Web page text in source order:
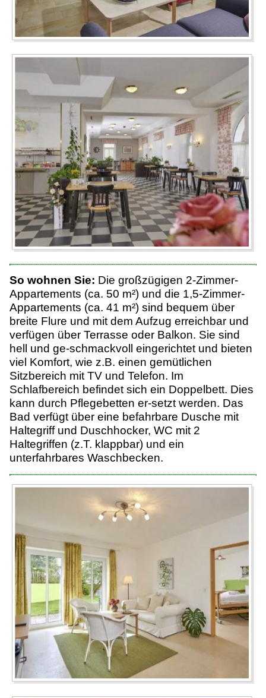
So wohnen Sie: Die großzügigen 2-Zimmer-
Appartements (ca. 50 m²) und die 1,5-Zimmer-
Appartements (ca. 41 m²) sind bequem über
breite Flure und mit dem Aufzug erreichbar und
verfügen über Terrasse oder Balkon. Sie sind
hell und ge-schmackvoll eingerichtet und bieten
viel Komfort, wie z.B. einen gemütlichen
Sitzbereich mit TV und Telefon. Im
Schlafbereich befindet sich ein Doppelbett. Dies
kann durch Pflegebetten er-setzt werden. Das
Bad verfügt über eine befahrbare Dusche mit
Haltegriff und Duschhocker, WC mit 2
Haltegriffen (z.T. klappbar) und ein
unterfahrbares Waschbecken.